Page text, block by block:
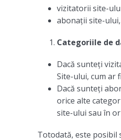
vizitatorii site-
abonații site-
Categoriile de
Dacă sunteți
Site-ului, cum ar
Dacă sunteți
orice alte
site-ului sau în
Totodată, este posibil